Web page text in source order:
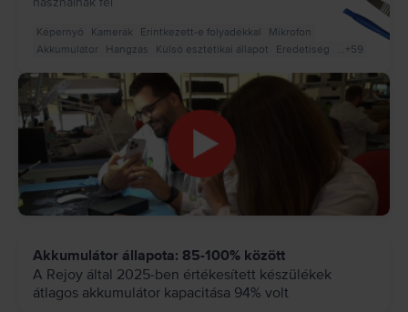
Képernyő Kamerák Érintkezett-e folyadékkal
Mikrofon
Akkumulátor
Hangzás Külső esztétikai állapot Eredetiség ...+59
Akkumulátor állapota: 85-100% között
A Rejoy által 2025-ben értékesített készülékek
átlagos akkumulátor kapacitása 94% volt